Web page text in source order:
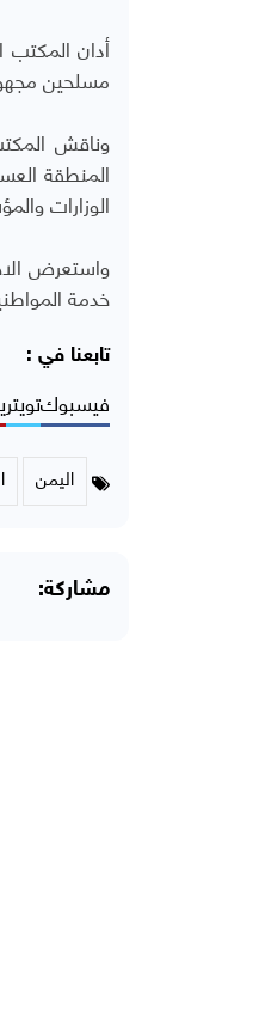
أدان
مسلحين
وناقش
المنطقة
الوزارات
واستعرض
خدمة
تابعنا في :
فيسبوكتويتر
اليمن
مشاركة: